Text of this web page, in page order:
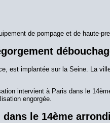
de pompage et de haute-
est implantée sur la Seine. La
intervient à Paris dans le
engorgée.
le 14ème